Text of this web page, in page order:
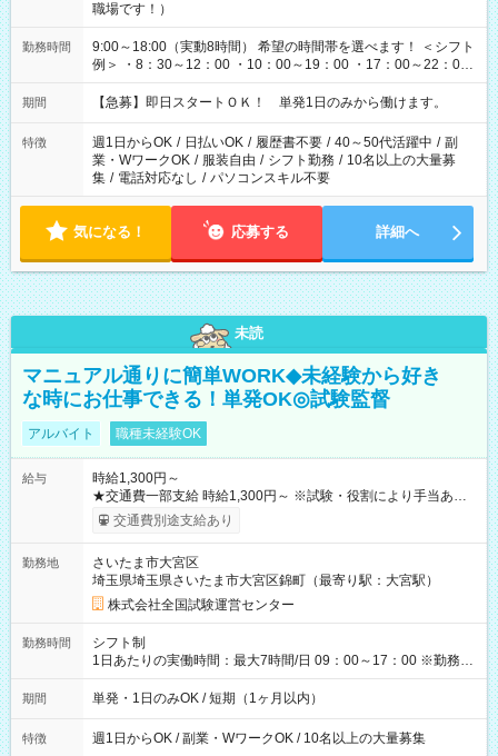
職場です！）
勤務時間
9:00～18:00（実動8時間） 希望の時間帯を選べます！ ＜シフト
例＞ ・8：30～12：00 ・10：00～19：00 ・17：00～22：00
・13：00～22：00 ・22：00～翌6：00 など
期間 【急募】即日スタートＯＫ！ 単発1日のみから働けます。
特徴 週1日からOK / 日払いOK / 履歴書不要 / 40～50代活躍中 / 副
業・WワークOK / 服装自由 / シフト勤務 / 10名以上の大量募
集 / 電話対応なし / パソコンスキル不要
気になる！ 応募する 詳細へ
未読
マニュアル通りに簡単WORK◆未経験から好き
な時にお仕事できる！単発OK◎試験監督
アルバイト 職種未経験OK
給与
時給1,300円～
★交通費一部支給 時給1,300円～ ※試験・役割により手当あり
※勤務回数により昇給あり 【即給（前払い）オプションあ
り！】 希望される場合、勤務から1週間ほどで給与の一部を受け
例】 ・河合塾模擬試験 8:30～17:30（休憩1時間） 時給1,300円
×8時間＝日収10,400円＋交通費 ※当日の役割により時給＋100
円の場合あり ・国家試験 7:00～13:30（休憩なし） 時給1,300
円（役割手当＋100円）×6時間＝日収8,400円＋交通費 【試用期
間】試用期間なし
交通費別途支給あり
勤務地
さいたま市大宮区
埼玉県埼玉県さいたま市大宮区錦町（最寄り駅：大宮駅）
株式会社全国試験運営センター
勤務時間
シフト制
1日あたりの実働時間：最大7時間/日 09：00～17：00 ※勤務時
間は 試験により異なります。
期間 単発・1日のみOK / 短期（1ヶ月以内）
特徴 週1日からOK / 副業・WワークOK / 10名以上の大量募集